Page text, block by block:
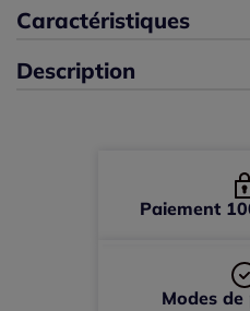
42 -épuisé
44 -En stock
Caractéristiques
Description
Paiement
Modes